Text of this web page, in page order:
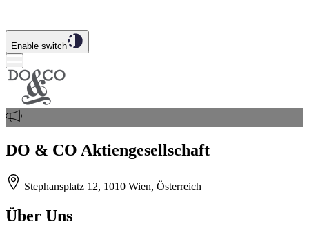
Enable switch
DO & CO Aktiengesellschaft
Stephansplatz 12, 1010 Wien, Österreich
Über Uns